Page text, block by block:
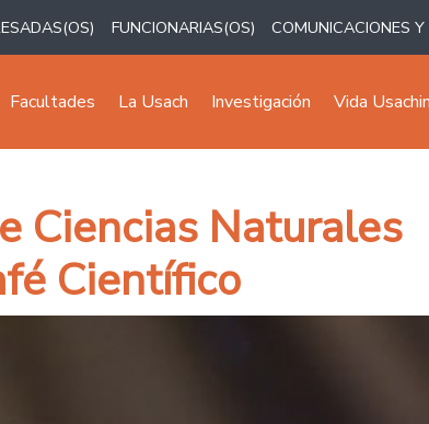
FUNCIONARIAS(OS) COMUNICACIONES Y
Facultades La Usach Investigación Vida
Ciencias Naturales
Científico